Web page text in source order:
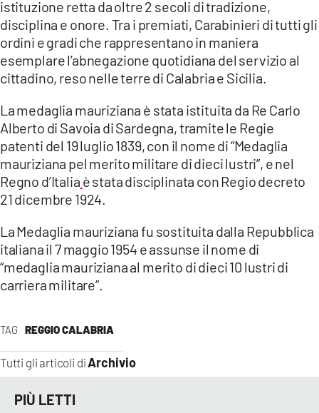
ILREGGINO.IT
COSENZACHANNEL.IT
ILVIBONESE.IT
LACAPITALENEWS.IT
App
ANDROID
APPLE
TAG REGGIO CALABRIA
Tutti gli articoli diArchivio
istituzione retta da oltre 2 secoli di tradizione,
disciplina e onore. Tra i premiati, Carabinieri di tutti gli
ordini e gradi che rappresentano in maniera
esemplare l’abnegazione quotidiana del servizio al
cittadino, reso nelle terre di Calabria e Sicilia.
La medaglia mauriziana è stata istituita da Re Carlo
Alberto di Savoia di Sardegna, tramite le Regie
patenti del 19 luglio 1839, con il nome di “Medaglia
mauriziana pel merito militare di dieci lustri”, e nel
Regno d’Italia è stata disciplinata con Regio decreto
21 dicembre 1924.
La Medaglia mauriziana fu sostituita dalla Repubblica
italiana il 7 maggio 1954 e assunse il nome di
“medaglia mauriziana al merito di dieci 10 lustri di
carriera militare”.
PIÙ LETTI